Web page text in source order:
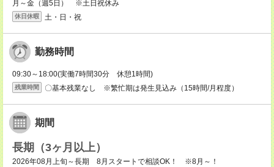
月～金（週5日） ※土日祝休み
休日休暇 土・日・祝
勤務時間
09:30～18:00(実働7時間30分 休憩1時間)
残業時間 〇基本残業なし ※繁忙期は発生見込み（15時間/月程度）
期間
長期（3ヶ月以上）
2026年08月上旬～長期 8月スタートで相談OK！ ※8月～！